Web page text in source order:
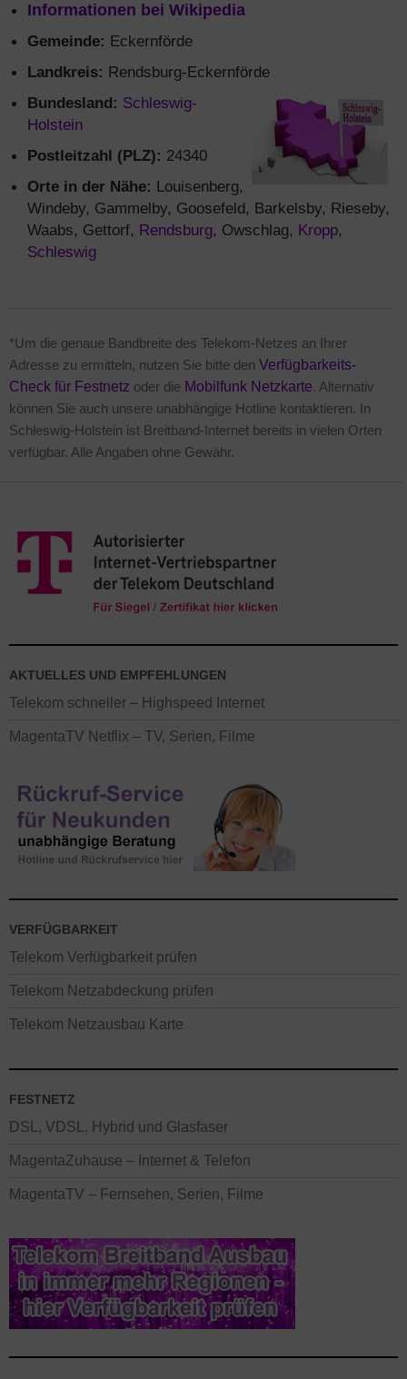
Informationen bei Wikipedia
Gemeinde: Eckernförde
Landkreis: Rendsburg-Eckernförde
Bundesland: Schleswig-
Holstein
Postleitzahl (PLZ): 24340
Orte in der Nähe: Louisenberg,
Windeby, Gammelby, Goosefeld, Barkelsby, Rieseby,
Waabs, Gettorf, Rendsburg, Owschlag, Kropp,
Schleswig
*Um die genaue Bandbreite des Telekom-Netzes an Ihrer
Adresse zu ermitteln, nutzen Sie bitte den Verfügbarkeits-
Check für Festnetz oder die Mobilfunk Netzkarte. Alternativ
können Sie auch unsere unabhängige Hotline kontaktieren. In
Schleswig-Holstein ist Breitband-Internet bereits in vielen Orten
verfügbar. Alle Angaben ohne Gewähr.
AKTUELLES UND EMPFEHLUNGEN
Telekom schneller – Highspeed Internet
MagentaTV Netflix – TV, Serien, Filme
VERFÜGBARKEIT
Telekom Verfügbarkeit prüfen
Telekom Netzabdeckung prüfen
Telekom Netzausbau Karte
FESTNETZ
DSL, VDSL, Hybrid und Glasfaser
MagentaZuhause – Internet & Telefon
MagentaTV – Fernsehen, Serien, Filme